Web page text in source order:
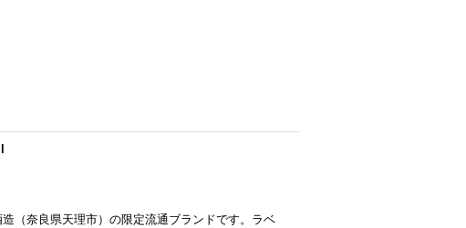
（奈良県天理市）の限定流通ブランドです。ラベ